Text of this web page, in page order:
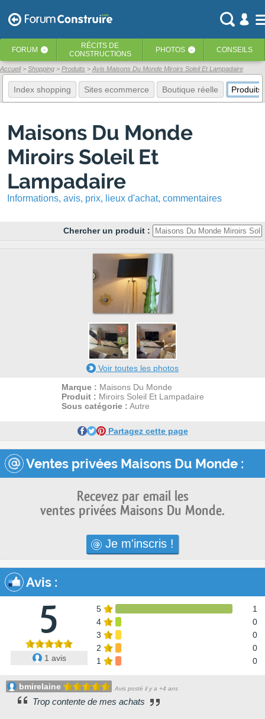
FORUM ‹ RÉCITS DE
CONSTRUCTIONS
PHOTOS ‹ CONSEILS
Accueil Shopping Produits Avis Maisons Du Monde Miroirs Soleil Et Lampadaire
Index shopping Sites ecommerce Boutique réelle Produits
Maisons Du Monde
Miroirs Soleil Et
Lampadaire
Informations, avis, prix, lieux d'achat, commentaires
Chercher un produit :
1
1
Voir toutes les photos
Marque : Maisons Du Monde
Produit : Miroirs Soleil Et Lampadaire
Sous catégorie : Autre
Partagez cette page
Ventes privées Maisons Du Monde :
Recevez par email les
ventes privées Maisons Du Monde.
Je m'inscris !
Avis :
5
1 avis
5
1
4
0
3
0
2
0
1
0
bmirelaine Avis posté il y a +4 ans
Trop contente de mes achats